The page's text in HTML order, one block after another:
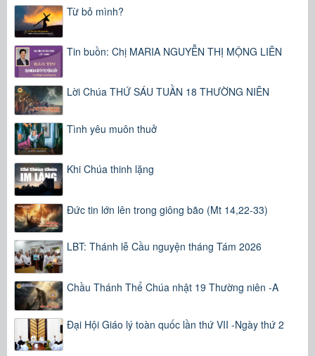
Từ bỏ mình?
Tin buồn: Chị MARIA NGUYỄN THỊ MỘNG LIÊN
Lời Chúa THỨ SÁU TUẦN 18 THƯỜNG NIÊN
Tình yêu muôn thuở
Khi Chúa thinh lặng
Đức tin lớn lên trong giông bão (Mt 14,22-33)
LBT: Thánh lễ Cầu nguyện tháng Tám 2026
Chầu Thánh Thể Chúa nhật 19 Thường niên -A
Đại Hội Giáo lý toàn quốc lần thứ VII -Ngày thứ 2